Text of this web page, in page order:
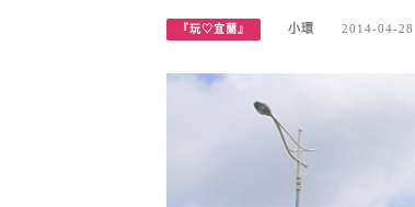
『玩♡宜蘭』 小環 2014-04-28